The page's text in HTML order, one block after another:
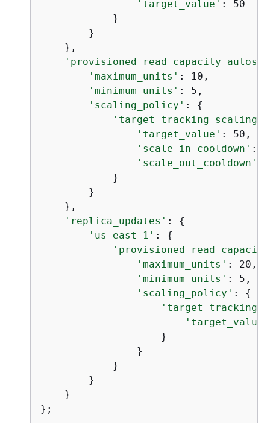
'target_value' : 50
            }
        }
    },
'maximum_units' : 10,
'minimum_units' : 5,
'scaling_policy' : {
'target_value' : 50,
'scale_in_cooldown' :
'scale_out_cooldown'
            }
        }
    },
'replica_updates' : {
'us-east-1' : {
'maximum_units' : 20,
'minimum_units' : 5,
'scaling_policy' : {
'target_value'
                    }
                }
            }
        }
    }
};